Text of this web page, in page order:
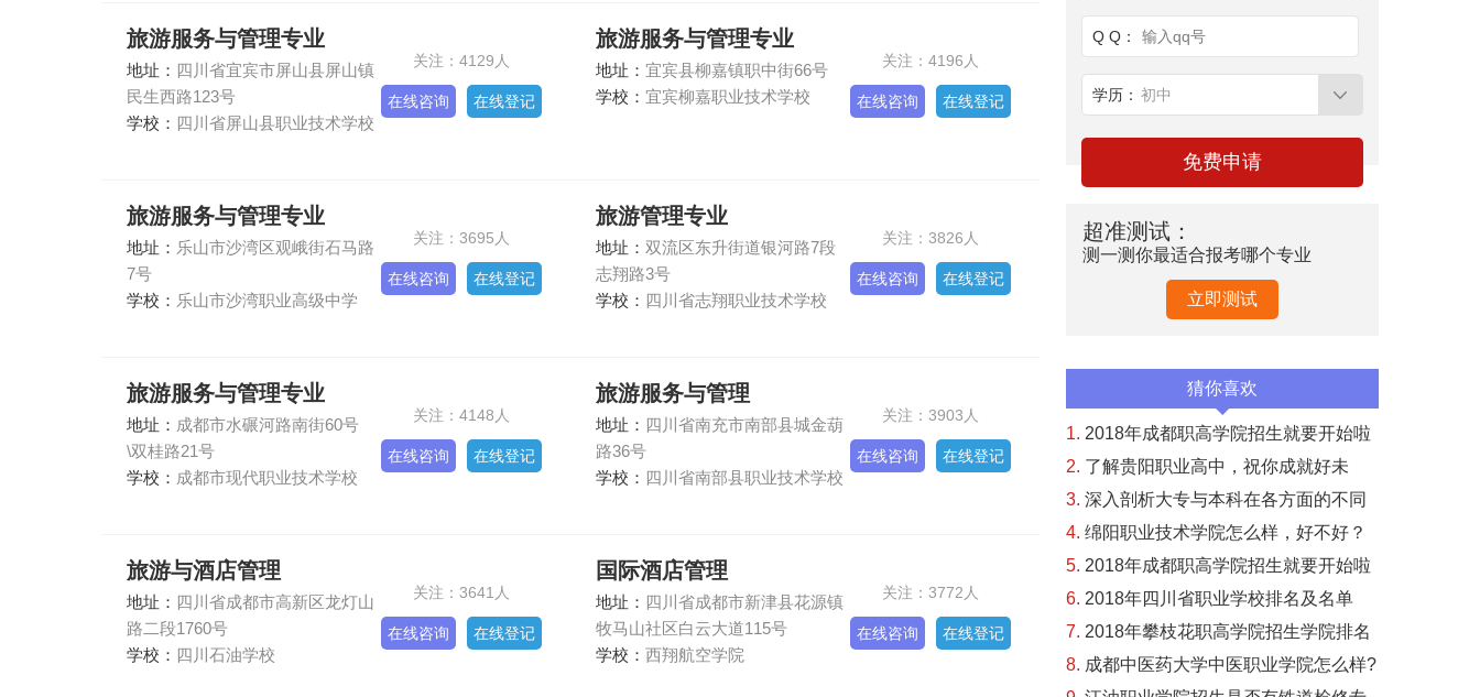
Q Q： 输入qq号
学历： 初中
超准测试：
测一测你最适合报考哪个专业
立即测试
猜你喜欢
1. 2018年成都职高学院招生就要开始啦
2. 了解贵阳职业高中，祝你成就好未
来！
3. 深入剖析大专与本科在各方面的不同
之处
4. 绵阳职业技术学院怎么样，好不好？
让师哥师姐告...
5. 2018年成都职高学院招生就要开始啦
6. 2018年四川省职业学校排名及名单
7. 2018年攀枝花职高学院招生学院排名
8. 成都中医药大学中医职业学院怎么样?
旅游服务与管理专业
地址： 四川省宜宾市屏山县屏山镇
民生西路123号
学校： 四川省屏山县职业技术学校
关注：4129人
在线咨询 在线登记
旅游服务与管理专业
地址： 宜宾县柳嘉镇职中街66号
学校： 宜宾柳嘉职业技术学校
关注：4196人
在线咨询 在线登记
旅游服务与管理专业
地址： 乐山市沙湾区观峨街石马路
7号
学校： 乐山市沙湾职业高级中学
关注：3695人
在线咨询 在线登记
旅游管理专业
地址： 双流区东升街道银河路7段
志翔路3号
学校： 四川省志翔职业技术学校
关注：3826人
在线咨询 在线登记
旅游服务与管理专业
地址： 成都市水碾河路南街60号
\双桂路21号
学校： 成都市现代职业技术学校
关注：4148人
在线咨询 在线登记
旅游服务与管理
地址： 四川省南充市南部县城金葫
路36号
学校： 四川省南部县职业技术学校
关注：3903人
在线咨询 在线登记
旅游与酒店管理
地址： 四川省成都市高新区龙灯山
路二段1760号
学校： 四川石油学校
关注：3641人
在线咨询 在线登记
国际酒店管理
地址： 四川省成都市新津县花源镇
牧马山社区白云大道115号
学校： 西翔航空学院
关注：3772人
在线咨询 在线登记